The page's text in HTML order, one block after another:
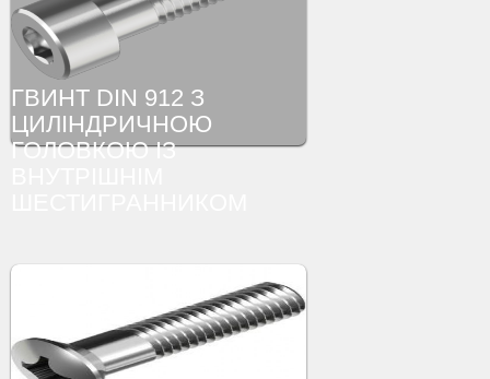
ГВИНТ DIN 912 З
ЦИЛІНДРИЧНОЮ
ГОЛОВКОЮ ІЗ